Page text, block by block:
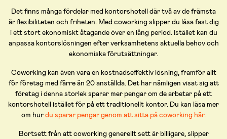
Det finns många fördelar med kontorshotell där två av de främsta
är flexibiliteten och friheten. Med coworking slipper du låsa fast dig
i ett stort ekonomiskt åtagande över en lång period. Istället kan du
anpassa kontorslösningen efter verksamhetens aktuella behov och
ekonomiska förutsättningar.
Coworking kan även vara en kostnadseffektiv lösning, framför allt
för företag med färre än 20 anställda. Det har nämligen visat sig att
företag i denna storlek sparar mer pengar om de arbetar på ett
kontorshotell istället för på ett traditionellt kontor. Du kan läsa mer
om hurdu sparar pengar genom att sitta på coworking här.
Bortsett från att coworking generellt sett är billigare, slipper